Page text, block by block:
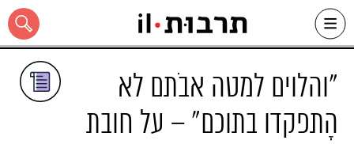
Skip
content
"והלוים למטה אבֹתם לא
הָתפקדו בתוכם" – על חובת